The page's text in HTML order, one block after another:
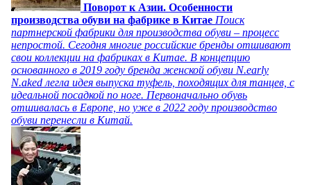
Поворот к Азии. Особенности
производства обуви на фабрике в Китае Поиск
партнерской фабрики для производства обуви – процесс
непростой. Сегодня многие российские бренды отшивают
свои коллекции на фабриках в Китае. В концепцию
основанного в 2019 году бренда женской обуви N.early
N.aked легла идея выпуска туфель, походящих для танцев, с
идеальной посадкой по ноге. Первоначально обувь
отшивалась в Европе, но уже в 2022 году производство
обуви перенесли в Китай.